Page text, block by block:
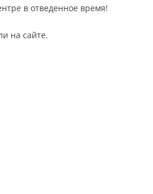
в отведенное время!
на сайте.